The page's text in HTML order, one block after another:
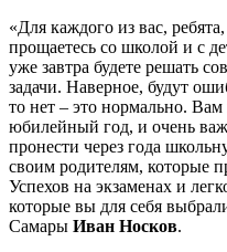
«Для каждого из вас,
прощаетесь со школой и с
уже завтра будете решать
задачи. Наверное, будут
то нет – это нормально.
юбилейный год, и очень
пронести через года
своим родителям, которые
Успехов на экзаменах и
которые вы для себя
Самары Иван Носков.